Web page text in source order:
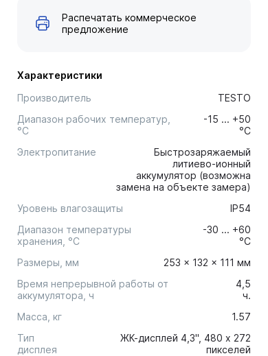
Характеристики
Производитель
TESTO
Диапазон рабочих температур,
°С
-15 ... +50
°C
Электропитание
Быстрозаряжаемый
литиево-ионный
аккумулятор (возможна
замена на объекте замера)
Уровень влагозащиты
IP54
Диапазон температуры
хранения, °C
-30 ... +60
°C
Размеры, мм
253 x 132 x 111 мм
Время непрерывной работы от
аккумулятора, ч
4,5
ч.
Масса, кг
1.57
Тип
дисплея
ЖК-дисплей 4,3", 480 x 272
пикселей
Распечатать коммерческое
предложение